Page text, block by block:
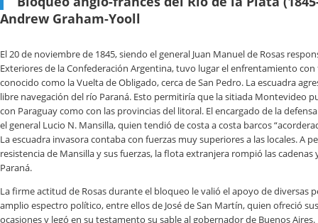
Andrew Graham-Yooll
El 20 de noviembre de 1845, siendo el general Juan Manuel de Rosas
Exteriores de la Confederación Argentina, tuvo lugar el enfrentamiento con
conocido como la Vuelta de Obligado, cerca de San Pedro. La escuadra
libre navegación del río Paraná. Esto permitiría que la sitiada Montevideo
con Paraguay como con las provincias del litoral. El encargado de la
el general Lucio N. Mansilla, quien tendió de costa a costa barcos
La escuadra invasora contaba con fuerzas muy superiores a las locales. A
resistencia de Mansilla y sus fuerzas, la flota extranjera rompió las cadenas
Paraná.
La firme actitud de Rosas durante el bloqueo le valió el apoyo de diversas
amplio espectro político, entre ellos de José de San Martín, quien ofreció
ocasiones y legó en su testamento su sable al gobernador de Buenos Aires.